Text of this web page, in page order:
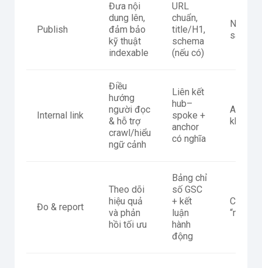
Publish
Đưa nội
dung lên,
đảm bảo
kỹ thuật
indexable
URL
chuẩn,
title/H1,
schema
(nếu có)
sai
Internal link
Điều
hướng
người đọc
& hỗ trợ
crawl/hiểu
ngữ cảnh
Liên kết
hub–
spoke +
anchor
có nghĩa
Anchor
không
Đo & report
Theo dõi
hiệu quả
và phản
hồi tối ưu
Bảng chỉ
số GSC
+ kết
luận
hành
động
Chỉ
“next